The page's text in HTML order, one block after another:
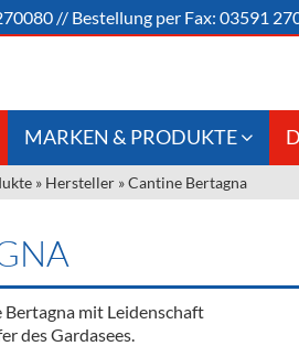
// Bestellung per Fax: 03591
&
Gastronomie
Art des
MARKEN & PRODUKTE
Weine & Schaumwein
Spirituosen
Bier
» Hersteller »Cantine Bertagna
mit Leidenschaft
des Gardasees.